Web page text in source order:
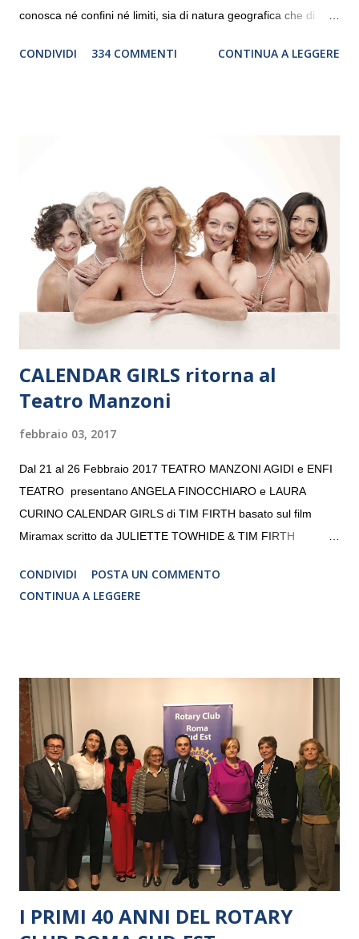
conosca né confini né limiti, sia di natura geografica che di
debutterà il 10 settembre a Heiden, in Germania, e toccherà, in
“Settembre dell’Accademia” dove si esibirà per il secondo anno
consecutivo. Il pubblico milanese avrà il piacere di applaudire i
giovani artisti della Baltic Sea Youth Philharmonic per la quarta
volta. L’orchestra, fondata nel 2008 da Kristjan Järvi (affiancato
da un prestigioso consiglio di consulent...
CONDIVIDI 334 COMMENTI CONTINUA A LEGGERE
CALENDAR GIRLS ritorna al
Teatro Manzoni
febbraio 03, 2017
Dal 21 al 26 Febbraio 2017 TEATRO MANZONI AGIDI e ENFI
TEATRO presentano ANGELA FINOCCHIARO e LAURA
CURINO CALENDAR GIRLS di TIM FIRTH basato sul film
Miramax scritto da JULIETTE TOWHIDE & TIM FIRTH
CRISTINA PEZZOLI
CONDIVIDI
POSTA UN COMMENTO
CONTINUA A LEGGERE
I PRIMI 40 ANNI DEL ROTARY